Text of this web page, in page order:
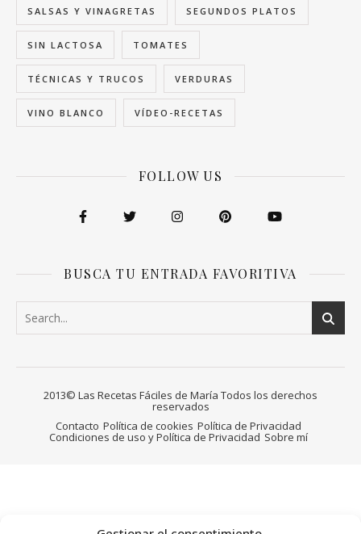
SALSAS Y VINAGRETAS SEGUNDOS PLATOS
SIN LACTOSA TOMATES
TÉCNICAS Y TRUCOS VERDURAS
VINO BLANCO VÍDEO-RECETAS
FOLLOW US
BUSCA TU ENTRADA FAVORITIVA
2013© Las Recetas Fáciles de María Todos los derechos
reservados
Contacto Política de cookies Política de Privacidad
Condiciones de uso y Política de Privacidad Sobre mí